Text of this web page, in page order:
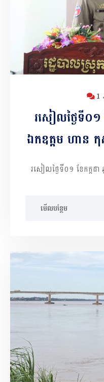
ខុសច្បាប់ មន្ទីរព
ទានសុខាភិបា
1
រសៀលថ្ងៃទី០១
ឯកឧត្តម ហាន
ឯកឧត្ដម អ៊ុន ច
ប្រជុំការអនុវត្
រសៀលថ្ងៃទី០១ ខែកក្កដ
មើលបន្ថែម